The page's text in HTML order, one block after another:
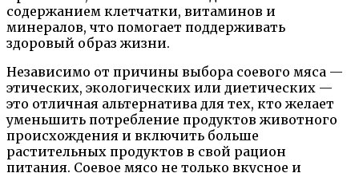
содержанием клетчатки, витаминов и
минералов, что помогает поддерживать
здоровый образ жизни.
Независимо от причины выбора соевого мяса —
этических, экологических или диетических —
это отличная альтернатива для тех, кто желает
уменьшить потребление продуктов животного
происхождения и включить больше
растительных продуктов в свой рацион
питания. Соевое мясо не только вкусное и